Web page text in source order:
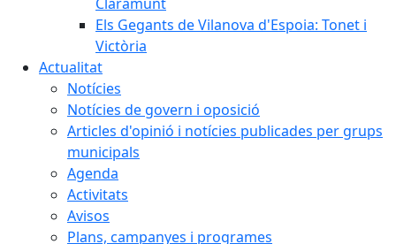
Els Gegants de Vilanova d'Espoia: Tonet i
Victòria
Actualitat
Notícies
Notícies de govern i oposició
Articles d'opinió i notícies publicades per grups
municipals
Agenda
Activitats
Avisos
Plans, campanyes i programes